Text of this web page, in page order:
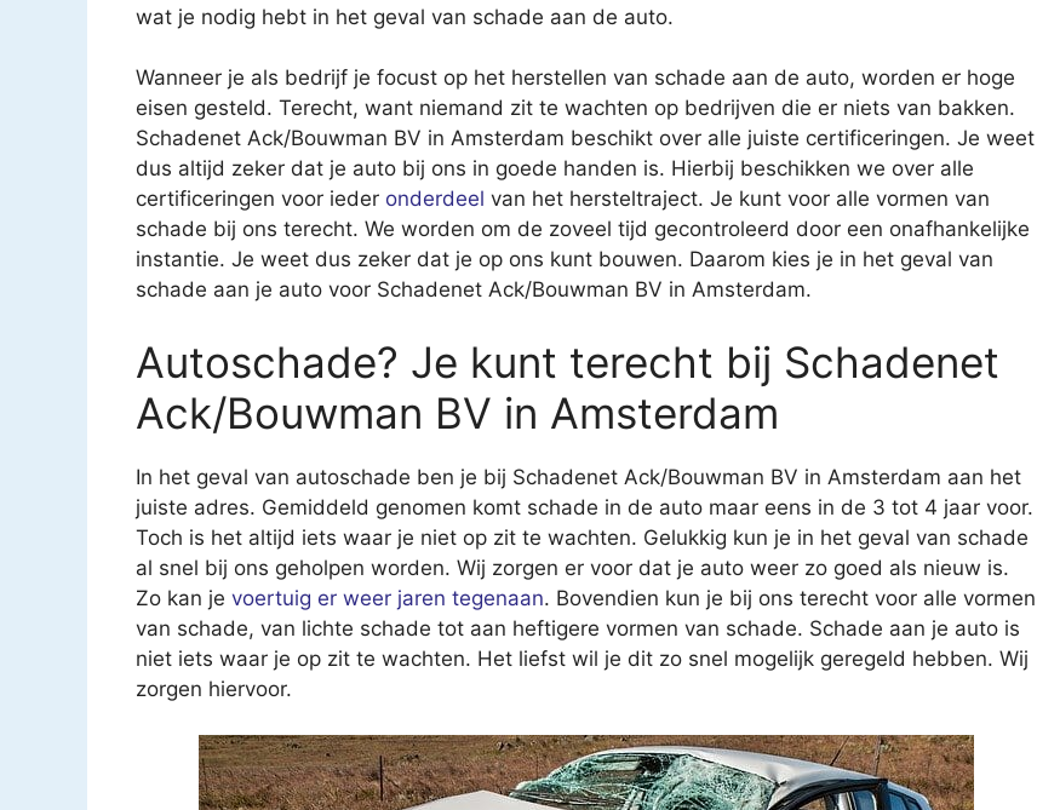
wat je nodig hebt in het geval van schade aan de auto.
Wanneer je als bedrijf je focust op het herstellen van schade aan de auto, worden er hoge
eisen gesteld. Terecht, want niemand zit te wachten op bedrijven die er niets van bakken.
Schadenet Ack/Bouwman BV in Amsterdam beschikt over alle juiste certificeringen. Je weet
dus altijd zeker dat je auto bij ons in goede handen is. Hierbij beschikken we over alle
certificeringen voor ieder onderdeel van het hersteltraject. Je kunt voor alle vormen van
schade bij ons terecht. We worden om de zoveel tijd gecontroleerd door een onafhankelijke
instantie. Je weet dus zeker dat je op ons kunt bouwen. Daarom kies je in het geval van
schade aan je auto voor Schadenet Ack/Bouwman BV in Amsterdam.
Autoschade? Je kunt terecht bij Schadenet
Ack/Bouwman BV in Amsterdam
In het geval van autoschade ben je bij Schadenet Ack/Bouwman BV in Amsterdam aan het
juiste adres. Gemiddeld genomen komt schade in de auto maar eens in de 3 tot 4 jaar voor.
Toch is het altijd iets waar je niet op zit te wachten. Gelukkig kun je in het geval van schade
al snel bij ons geholpen worden. Wij zorgen er voor dat je auto weer zo goed als nieuw is.
Zo kan je voertuig er weer jaren tegenaan. Bovendien kun je bij ons terecht voor alle vormen
van schade, van lichte schade tot aan heftigere vormen van schade. Schade aan je auto is
niet iets waar je op zit te wachten. Het liefst wil je dit zo snel mogelijk geregeld hebben. Wij
zorgen hiervoor.